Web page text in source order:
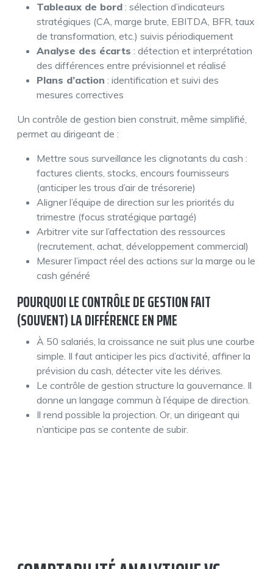
Tableaux de bord : sélection d’indicateurs
stratégiques (CA, marge brute, EBITDA, BFR, taux
de transformation, etc.) suivis périodiquement
Analyse des écarts : détection et interprétation
des différences entre prévisionnel et réalisé
Plans d’action : identification et suivi des
mesures correctives
Un contrôle de gestion bien construit, même simplifié,
permet au dirigeant de :
Mettre sous surveillance les clignotants du cash :
factures clients, stocks, encours fournisseurs
(anticiper les trous d’air de trésorerie)
Aligner l’équipe de direction sur les priorités du
trimestre (focus stratégique partagé)
Arbitrer vite sur l’affectation des ressources
(recrutement, achat, développement commercial)
Mesurer l’impact réel des actions sur la marge ou le
cash généré
POURQUOI LE CONTRÔLE DE GESTION FAIT
(SOUVENT) LA DIFFÉRENCE EN PME
À 50 salariés, la croissance ne suit plus une courbe
simple. Il faut anticiper les pics d’activité, affiner la
prévision du cash, détecter vite les dérives.
Le contrôle de gestion structure la gouvernance. Il
donne un langage commun à l’équipe de direction.
Il rend possible la projection. Or, un dirigeant qui
n’anticipe pas se contente de subir.